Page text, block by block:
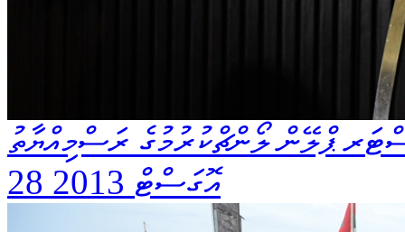
ޕްލޭން ލޯންޗްކުރުމުގެ ރަސްމިއްޔާތު
28 އޮގަސްޓް 2013